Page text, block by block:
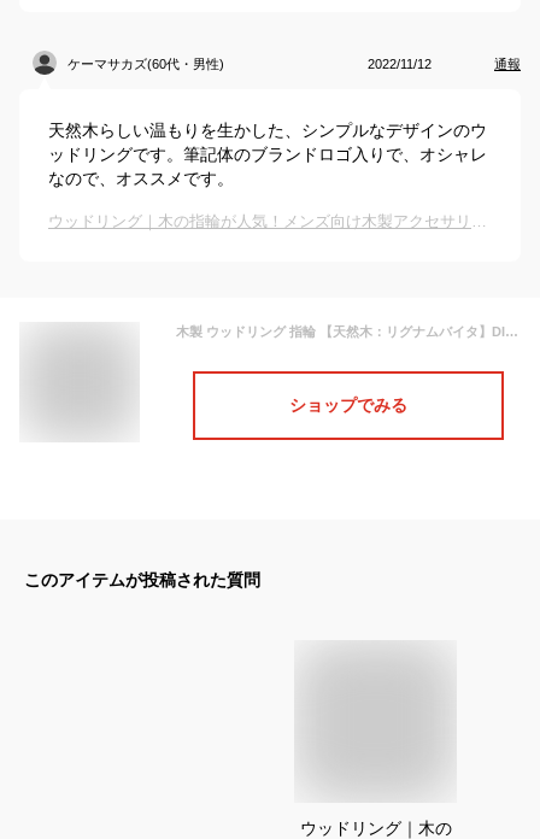
ケーマサカズ(60代・男性) 2022/11/12 通報
天然木らしい温もりを生かした、シンプルなデザインのウ
ッドリングです。筆記体のブランドロゴ入りで、オシャレ
なので、オススメです。
ウッドリング｜木の指輪が人気！メンズ向け木製アクセサリーのおすすめは？
木製 ウッドリング 指輪 【天然木：リグナムバイタ】DI LEGNO ディ・レーニョ メンズ&レディース ブラウンDIL-RING-002 ブランド ジュエリー アクセサリー
ショップでみる
このアイテムが投稿された質問
ウッドリング｜木の